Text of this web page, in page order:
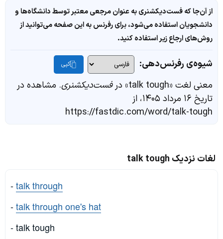
از آن‌جا که فست‌دیکشنری به عنوان مرجعی معتبر توسط دانشگاه‌ها و
دانشجویان استفاده می‌شود، برای رفرنس به این صفحه می‌توانید از
روش‌های ارجاع زیر استفاده کنید.
شیوه‌ی رفرنس‌دهی: کپی
معنی لغت «talk tough» در فست‌دیکشنری. مشاهده در
تاریخ ۱۶ مرداد ۱۴۰۵، از
https://fastdic.com/word/talk-tough
لغات نزدیک talk tough
-talk through
-talk through one's hat
- talk tough